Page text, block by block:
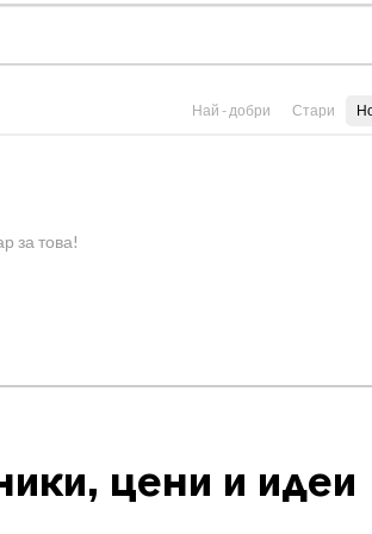
Най - добри Стари
за това!
цени и идеи